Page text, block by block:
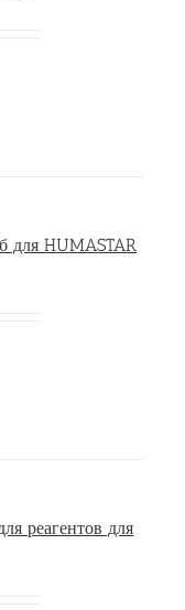
для HUMASTAR
реагентов для